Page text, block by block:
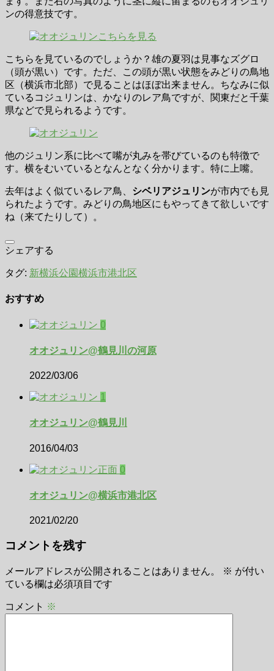
ンの得意技です。
こちらを見ているのでしょうか？雄の夏羽は見事なズグロ
（頭が黒い）です。ただ、この頭が黒い状態をみどりの鳥地
区（横浜市北部）で見ることはほぼ出来ません。ちなみに似
ているコジュリンは、かなりのレア鳥ですが、関東だと千葉
県などで見られるようです。
他のジュリン系に比べて嘴が丸みを帯びているのも特徴で
す。横をむいているとなんとなく分かります。特に上嘴。
去年はよく似ているレア鳥、 シベリアジュリンが市内でも見
られたようです。みどりの鳥地区にもやってきて欲しいです
ね（来てたりして）。
シェアする
タグ: 新横浜公園横浜市港北区
おすすめ
0
オオジュリン@鶴見川の河原
2022/03/06
1
オオジュリン@鶴見川
2016/04/03
0
オオジュリン@横浜市港北区
2021/02/20
コメントを残す
メールアドレスが公開されることはありません。 ※ が付い
ている欄は必須項目です
コメント ※